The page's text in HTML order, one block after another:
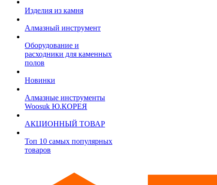
Изделия из камня
Алмазный инструмент
Оборудование и
расходники для каменных
полов
Новинки
Алмазные инструменты
Woosuk Ю.КОРЕЯ
АКЦИОННЫЙ ТОВАР
Топ 10 самых популярных
товаров